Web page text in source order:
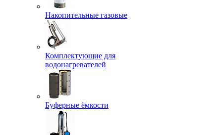
Накопительные газовые
Комплектующие для
водонагревателей
Буферные ёмкости